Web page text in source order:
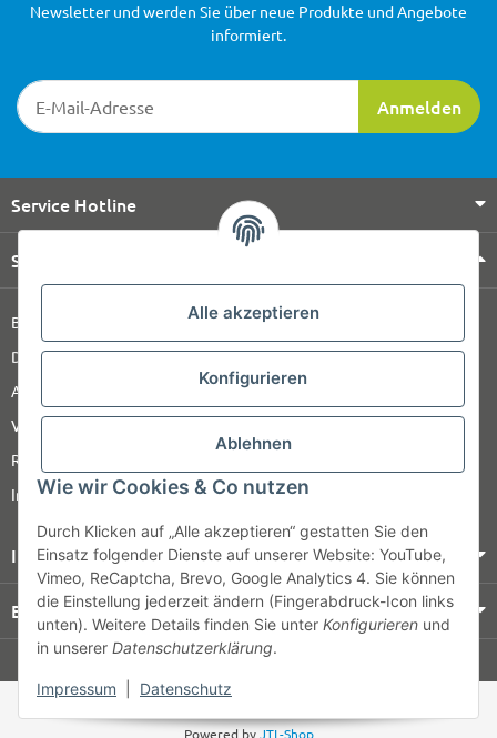
Alle akzeptieren
Konfigurieren
Ablehnen
Wie wir Cookies & Co nutzen
Durch Klicken auf „Alle akzeptieren“ gestatten Sie den
Einsatz folgender Dienste auf unserer Website: YouTube,
Vimeo, ReCaptcha, Brevo, Google Analytics 4. Sie können
die Einstellung jederzeit ändern (Fingerabdruck-Icon links
unten). Weitere Details finden Sie unter Konfigurieren und
in unserer Datenschutzerklärung.
Impressum Datenschutz
Newsletter-Registrierung
Anmelden
Newsletter und werden Sie über neue Produkte und Angebote
informiert.
Service Hotline
Shop Service
Barrierefreiheitserklärung
Datenschutz
AGB
Versandinformationen
Retour
Impressum
Informationen
Bezahlung & Versand
© HOZ MEDI WERK
* Alle Preise zzgl. gesetzlicher USt., zzgl.
Powered byJTL-Shop